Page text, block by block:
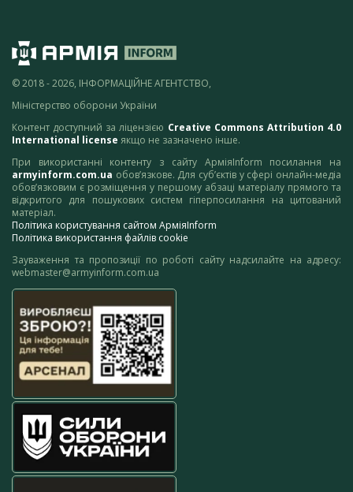
© 2018 - 2026, ІНФОРМАЦІЙНЕ АГЕНТСТВО,
Міністерство оборони України
Контент доступний за ліцензією Creative Commons Attribution 4.0
International license якщо не зазначено інше.
При використанні контенту з сайту АрміяInform посилання на
armyinform.com.ua обов’язкове. Для суб’єктів у сфері онлайн-медіа
обов’язковим є розміщення у першому абзаці матеріалу прямого та
відкритого для пошукових систем гіперпосилання на цитований
матеріал.
Політика користування сайтом АрміяInform
Політика використання файлів cookie
Зауваження та пропозиції по роботі сайту надсилайте на адресу:
webmaster@armyinform.com.ua